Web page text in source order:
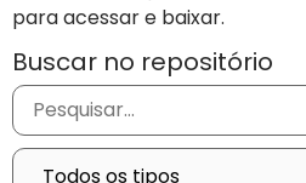
para acessar e baixar.
Buscar no repositório